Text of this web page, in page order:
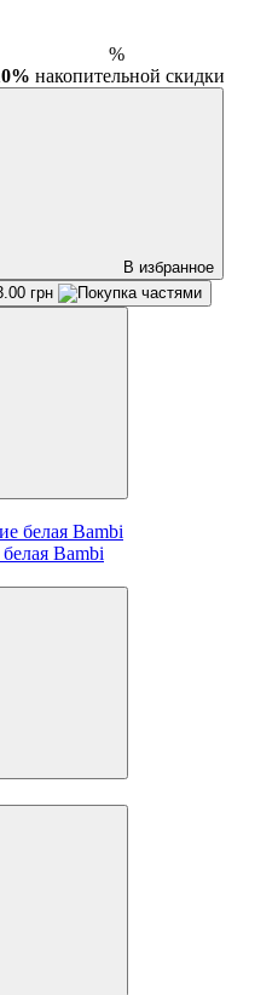
%
накопительной скидки
В избранное
грн
Bambi